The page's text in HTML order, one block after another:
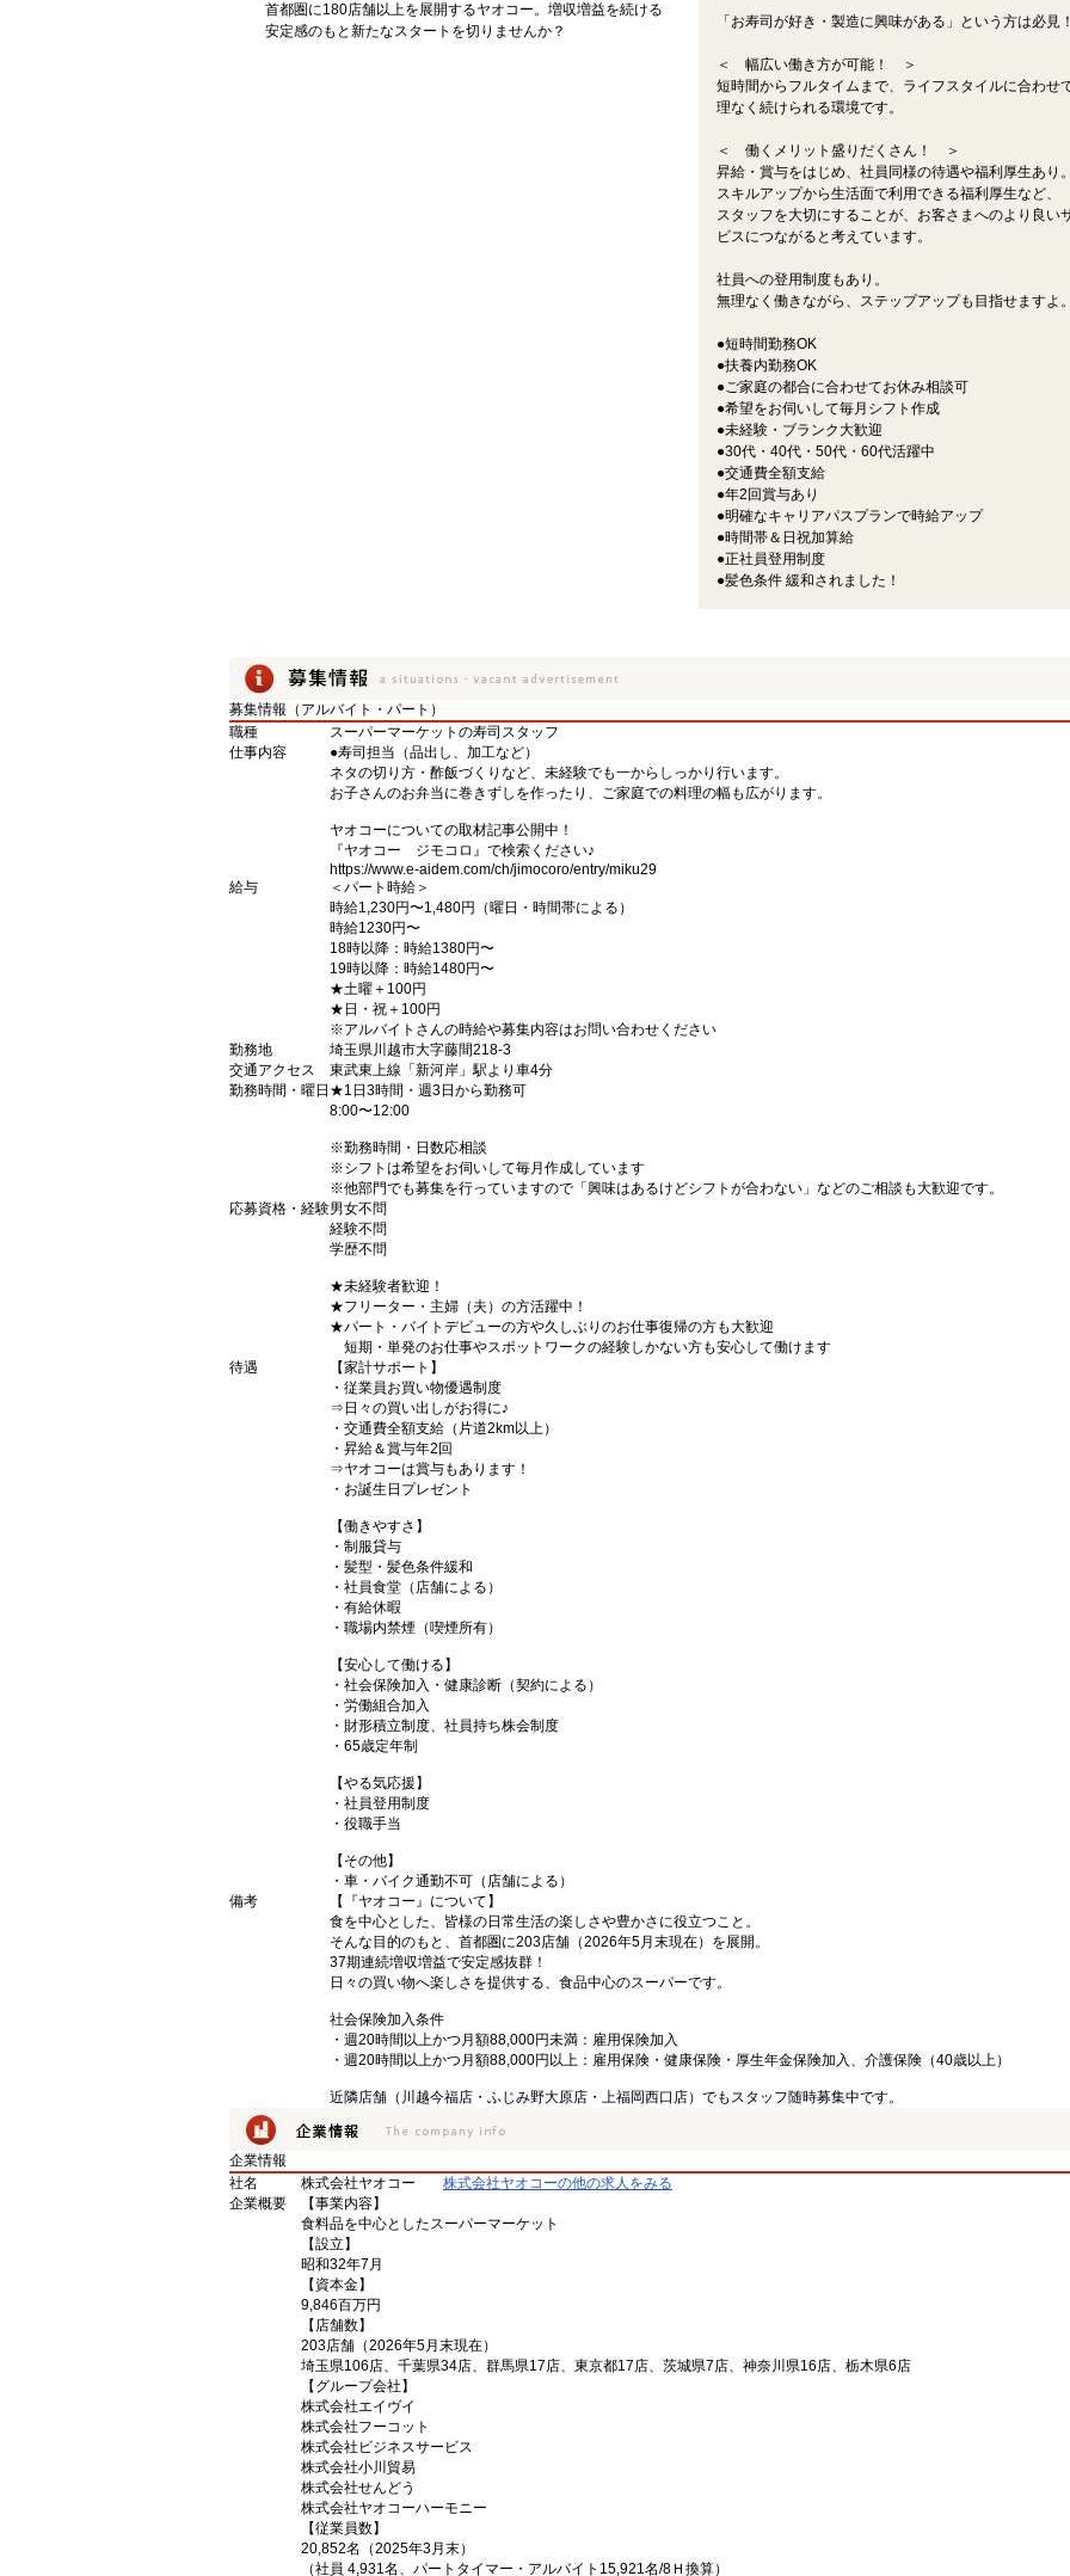
首都圏に180店舗以上を展開するヤオコー。増収増益を続ける
安定感のもと新たなスタートを切りませんか？
「お寿司が好き・製造に興味がある」という方は必見
＜ 幅広い働き方が可能！ ＞
短時間からフルタイムまで、ライフスタイルに合わせ
理なく続けられる環境です。
＜ 働くメリット盛りだくさん！ ＞
昇給・賞与をはじめ、社員同様の待遇や福利厚生あり
スキルアップから生活面で利用できる福利厚生など、
スタッフを大切にすることが、お客さまへのより良い
ビスにつながると考えています。
社員への登用制度もあり。
無理なく働きながら、ステップアップも目指せますよ
●短時間勤務OK
●扶養内勤務OK
●ご家庭の都合に合わせてお休み相談可
●希望をお伺いして毎月シフト作成
●未経験・ブランク大歓迎
●30代・40代・50代・60代活躍中
●交通費全額支給
●年2回賞与あり
●明確なキャリアパスプランで時給アップ
●時間帯＆日祝加算給
●正社員登用制度
●髪色条件 緩和されました！
募集情報（アルバイト・パート）
職種
スーパーマーケットの寿司スタッフ
仕事内容
●寿司担当（品出し、加工など）
ネタの切り方・酢飯づくりなど、未経験でも一からしっかり行います。
お子さんのお弁当に巻きずしを作ったり、ご家庭での料理の幅も広がります。
ヤオコーについての取材記事公開中！
『ヤオコー ジモコロ』で検索ください♪
https://www.e-aidem.com/ch/jimocoro/entry/miku29
給与
＜パート時給＞
時給1,230円〜1,480円（曜日・時間帯による）
時給1230円〜
18時以降：時給1380円〜
19時以降：時給1480円〜
★土曜＋100円
★日・祝＋100円
※アルバイトさんの時給や募集内容はお問い合わせください
勤務地
埼玉県川越市大字藤間218-3
交通アクセス
東武東上線「新河岸」駅より車4分
勤務時間・曜日 ★1日3時間・週3日から勤務可
8:00〜12:00
※勤務時間・日数応相談
※シフトは希望をお伺いして毎月作成しています
※他部門でも募集を行っていますので「興味はあるけどシフトが合わない」などのご相談も大歓迎です。
応募資格・経験男女不問
経験不問
学歴不問
★未経験者歓迎！
★フリーター・主婦（夫）の方活躍中！
★パート・バイトデビューの方や久しぶりのお仕事復帰の方も大歓迎
短期・単発のお仕事やスポットワークの経験しかない方も安心して働けます
待遇
【家計サポート】
・従業員お買い物優遇制度
⇒日々の買い出しがお得に♪
・交通費全額支給（片道2km以上）
・昇給＆賞与年2回
⇒ヤオコーは賞与もあります！
・お誕生日プレゼント
【働きやすさ】
・制服貸与
・髪型・髪色条件緩和
・社員食堂（店舗による）
・有給休暇
・職場内禁煙（喫煙所有）
【安心して働ける】
・社会保険加入・健康診断（契約による）
・労働組合加入
・財形積立制度、社員持ち株会制度
・65歳定年制
【やる気応援】
・社員登用制度
・役職手当
【その他】
・車・バイク通勤不可（店舗による）
備考
【『ヤオコー』について】
食を中心とした、皆様の日常生活の楽しさや豊かさに役立つこと。
そんな目的のもと、首都圏に203店舗（2026年5月末現在）を展開。
37期連続増収増益で安定感抜群！
日々の買い物へ楽しさを提供する、食品中心のスーパーです。
社会保険加入条件
・週20時間以上かつ月額88,000円未満：雇用保険加入
・週20時間以上かつ月額88,000円以上：雇用保険・健康保険・厚生年金保険加入、介護保険（40歳以上）
近隣店舗（川越今福店・ふじみ野大原店・上福岡西口店）でもスタッフ随時募集中です。
企業情報
社名
株式会社ヤオコー
株式会社ヤオコーの他の求人をみる
企業概要
【事業内容】
食料品を中心としたスーパーマーケット
【設立】
昭和32年7月
【資本金】
9,846百万円
【店舗数】
203店舗（2026年5月末現在）
埼玉県106店、千葉県34店、群馬県17店、東京都17店、茨城県7店、神奈川県16店、栃木県6店
【グループ会社】
株式会社エイヴイ
株式会社フーコット
株式会社ビジネスサービス
株式会社小川貿易
株式会社せんどう
株式会社ヤオコーハーモニー
【従業員数】
20,852名（2025年3月末）
（社員 4,931名、パートタイマー・アルバイト15,921名/8Ｈ換算）